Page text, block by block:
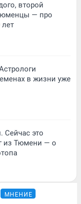
второй
— про
в жизни уже
Сейчас это
из Тюмени — о
МНЕНИЕ